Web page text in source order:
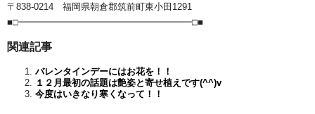
〒838-0214 福岡県朝倉郡筑前町東小田1291
■□━━━━━━━━━━━━━━━━━━━□■
関連記事
バレンタインデーにはお花を！！
１２月最初の話題は艶姿と寄せ植えです(^^)v
今度はいきなり寒くなって！！